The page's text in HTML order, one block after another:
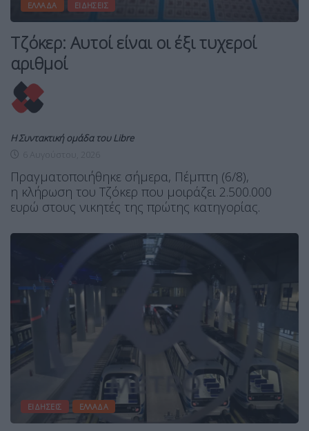
ΕΛΛΆΔΑ ΕΙΔΉΣΕΙΣ
Τζόκερ: Αυτοί είναι οι έξι τυχεροί
αριθμοί
Η Συντακτική ομάδα του Libre
Πραγματοποιήθηκε σήμερα, Πέμπτη (6/8),
η κλήρωση του Τζόκερ που μοιράζει 2.500.000
ευρώ στους νικητές της πρώτης κατηγορίας.
ΕΙΔΉΣΕΙΣ ΕΛΛΆΔΑ